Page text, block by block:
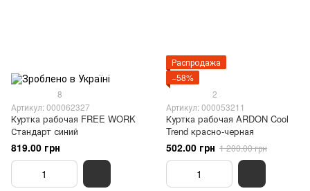
8
Артикул: 000062327
Куртка рабочая FREE WORK
Стандарт синий
819.00 грн
Распродажа
−58%
2
Артикул: 000053211
Куртка рабочая ARDON Cool
Trend красно-черная
502.00 грн 1 200.00 грн